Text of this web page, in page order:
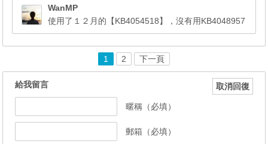
WanMP
使用了１２月的【KB4054518】，沒有用KB4048957
1 2 下一頁
給我留言 取消回復
暱稱（必填）
郵箱（必填）